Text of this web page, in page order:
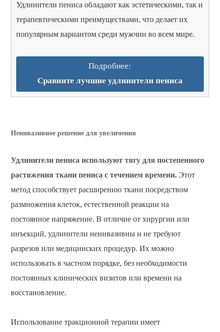
Удлинители пениса обладают как эстетическими, так и
терапевтическими преимуществами, что делает их
популярным вариантом среди мужчин во всем мире.
Подробнее:
Сравните лучшие удлинители пениса
Неинвазивное решение для увеличения
Удлинители пениса используют тягу для постепенного
растяжения ткани пениса с течением времени. Этот
метод способствует расширению ткани посредством
размножения клеток, естественной реакции на
постоянное напряжение. В отличие от хирургии или
инъекций, удлинители неинвазивны и не требуют
разрезов или медицинских процедур. Их можно
использовать в частном порядке, без необходимости
постоянных клинических визитов или времени на
восстановление.
Использование тракционной терапии имеет